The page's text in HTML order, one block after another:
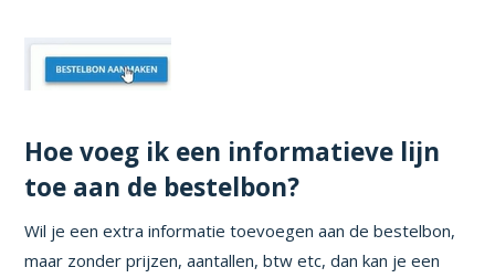
Hoe voeg ik een informatieve lijn
toe aan de bestelbon?
Wil je een extra informatie toevoegen aan de bestelbon,
maar zonder prijzen, aantallen, btw etc, dan kan je een